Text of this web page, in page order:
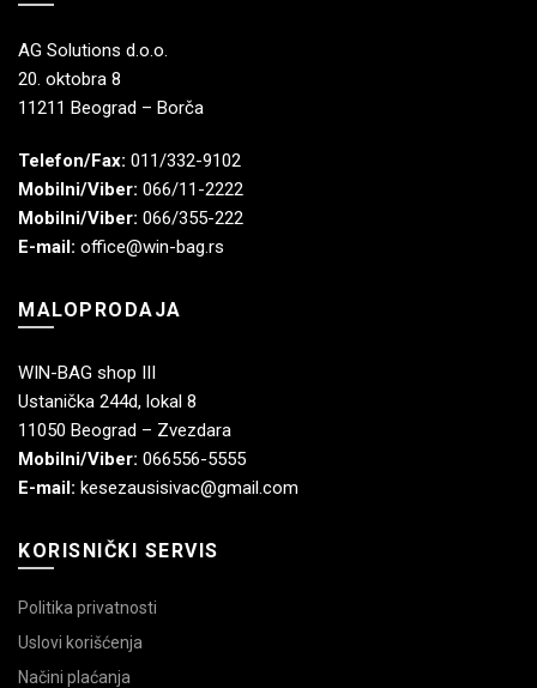
AG Solutions d.o.o.
20. oktobra 8
11211 Beograd – Borča
Telefon/Fax: 011/332-9102
Mobilni/Viber: 066/11-2222
Mobilni/Viber: 066/355-222
E-mail: office@win-bag.rs
MALOPRODAJA
WIN-BAG shop III
Ustanička 244d, lokal 8
11050 Beograd – Zvezdara
Mobilni/Viber: 066556-5555
E-mail: kesezausisivac@gmail.com
KORISNIČKI SERVIS
Politika privatnosti
Uslovi korišćenja
Načini plaćanja